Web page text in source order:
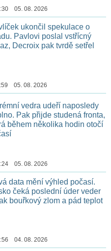
05. 08. 2026
ukončil spekulace o
Pavlovi poslal vstřícný
Decroix pak tvrdě setřel
05. 08. 2026
vedra udeří naposledy
Pak přijde studená fronta,
během několika hodin otočí
05. 08. 2026
data mění výhled počasí.
čeká poslední úder veder
bouřkový zlom a pád teplot
04. 08. 2026